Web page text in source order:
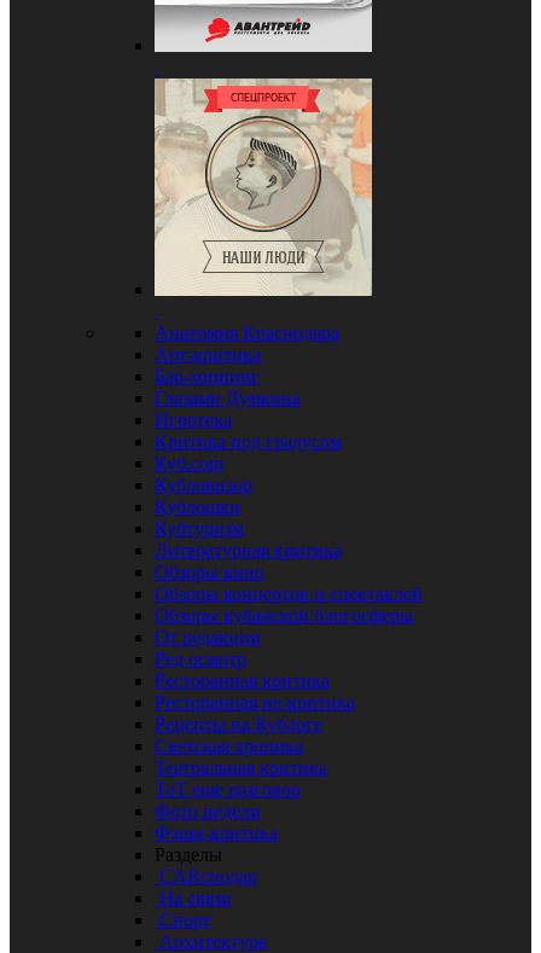
Анатомия Краснодара
Арт-критика
Бар-хоппинг
Глазами Думкина
Игротека
Критика под градусом
Куб.com
Кубловизор
Кублошки
Кубтуризм
Литературная критика
Обзоры кино
Обзоры концертов и спектаклей
Обзоры кубанской блогосферы
От редакции
Ред осмотр
Ресторанная критика
Ресторанная не-критика
Рецепты на Кублоге
Светская хроника
Театральная критика
ТоТ еще разговор
Фото недели
Фэшн-критика
Разделы
CARснодар
На связи
Спорт
Архитектура